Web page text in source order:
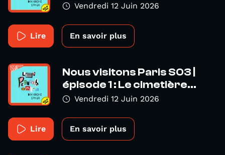
Vendredi 12 Juin 2026
Lire En savoir plus
Nous visitons Paris S03 |
épisode 1 : Le cimetière...
Vendredi 12 Juin 2026
Lire En savoir plus